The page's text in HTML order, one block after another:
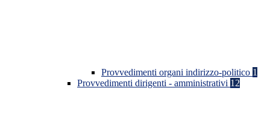
Provvedimenti organi indirizzo-politico 1
Provvedimenti dirigenti - amministrativi 12